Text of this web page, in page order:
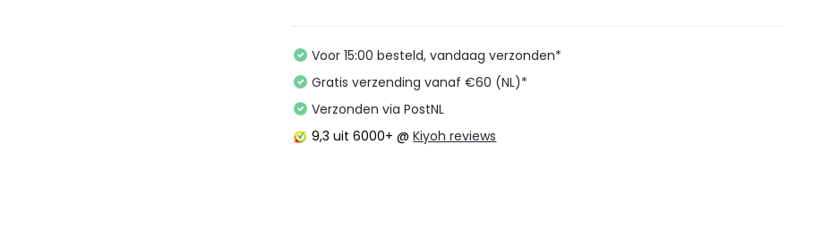
Voor 15:00 besteld, vandaag verzonden*
Gratis verzending vanaf €60 (NL)*
Verzonden via PostNL
9,3 uit 6000+ @Kiyoh reviews